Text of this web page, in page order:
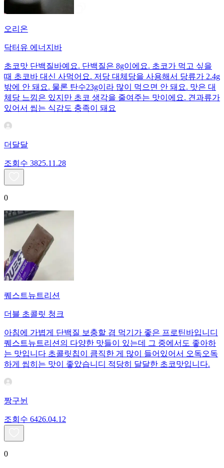
오리온
닥터유 에너지바
초코맛 단백질바예요. 단백질은 8g이에요. 초코가 먹고 싶을
때 초코바 대신 사먹어요. 저당 대체당을 사용해서 당류가 2.4g
밖에 안 돼요. 물론 탄수23g이라 많이 먹으면 안 돼요. 맛은 대
체당 느낌은 있지만 초코 생각을 줄여주는 맛이에요. 견과류가
있어서 씹는 식감도 충족이 돼요
더달달
조회수 3825.11.28
0
퀘스트뉴트리션
더블 초콜릿 청크
아침에 가볍게 단백질 보충할 겸 먹기가 좋은 프로틴바입니디
퀘스트뉴트리션의 다양한 맛들이 있는데 그 중에서도 좋아하
는 맛입니다 초콜릿칩이 큼직한 게 많이 들어있어서 오독오독
하게 씹히는 맛이 좋았습니디 적당히 달달한 초코맛입니다.
짱구뉜
조회수 6426.04.12
0